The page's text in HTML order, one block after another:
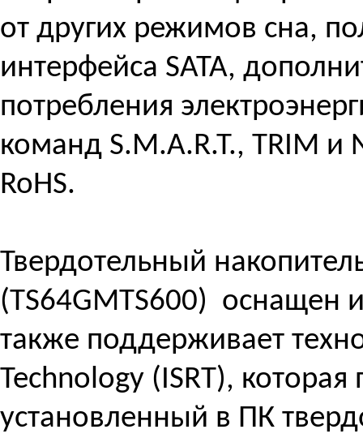
от других режимов сна,
интерфейса SATA,
потребления
команд S.M.A.R.T., TRIM и
RoHS.
Твердотельный
(TS64GMTS600) оснащен
также поддерживает
Technology (ISRT), которая
установленный в ПК